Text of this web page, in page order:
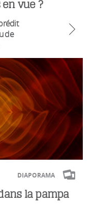
vue ?
de
DIAPORAMA
la pampa